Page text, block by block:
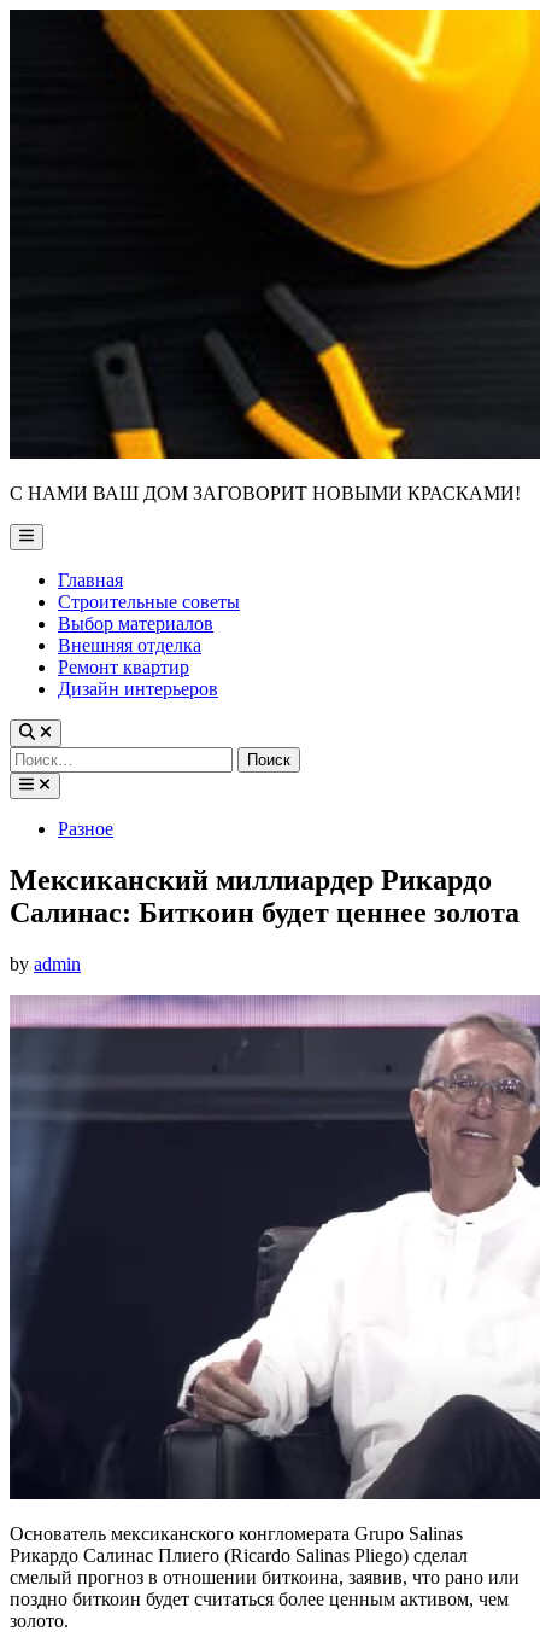
С НАМИ ВАШ ДОМ ЗАГОВОРИТ НОВЫМИ КРАСКАМИ!
Main
Menu
Главная
Строительные советы
Выбор материалов
Внешняя отделка
Ремонт квартир
Дизайн интерьеров
Найти:
PostedРазное
Мексиканский миллиардер Рикардо
Салинас: Биткоин будет ценнее золота
by admin
Основатель мексиканского конгломерата Grupo Salinas
Рикардо Салинас Плиего (Ricardo Salinas Pliego) сделал
смелый прогноз в отношении биткоина, заявив, что рано или
поздно биткоин будет считаться более ценным активом, чем
золото.